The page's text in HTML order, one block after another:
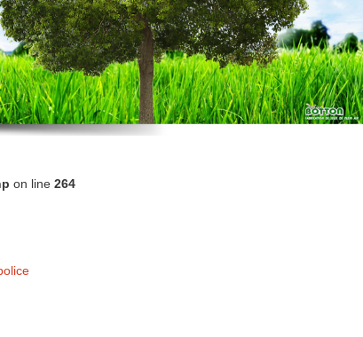
on line 264